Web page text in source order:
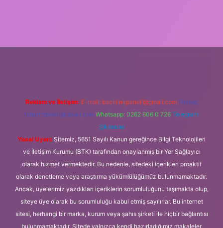
Reklam ve İletişim: E-mail: backlinkpaneli@gmail.com Teams:
forumhizmeti@gmail.com Whatsapp: 0262 606 0 726 Telegram:
@karabul
Yasal Uyarı: Sitemiz, 5651 Sayılı Kanun gereğince Bilgi Teknolojileri
ve İletişim Kurumu (BTK) tarafından onaylanmış bir Yer Sağlayıcı
olarak hizmet vermektedir. Bu nedenle, sitedeki içerikleri proaktif
olarak denetleme veya araştırma yükümlülüğümüz bulunmamaktadır.
Ancak, üyelerimiz yazdıkları içeriklerin sorumluluğunu taşımakta olup,
siteye üye olarak bu sorumluluğu kabul etmiş sayılırlar. Bu internet
sitesi, herhangi bir marka, kurum veya şahıs şirketi ile hiçbir bağlantısı
bulunmamaktadır. Sitede yalnızca kendi hazırladığımız makaleler